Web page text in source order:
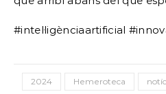
que arribi abans del que
#intel·ligènciaartificial